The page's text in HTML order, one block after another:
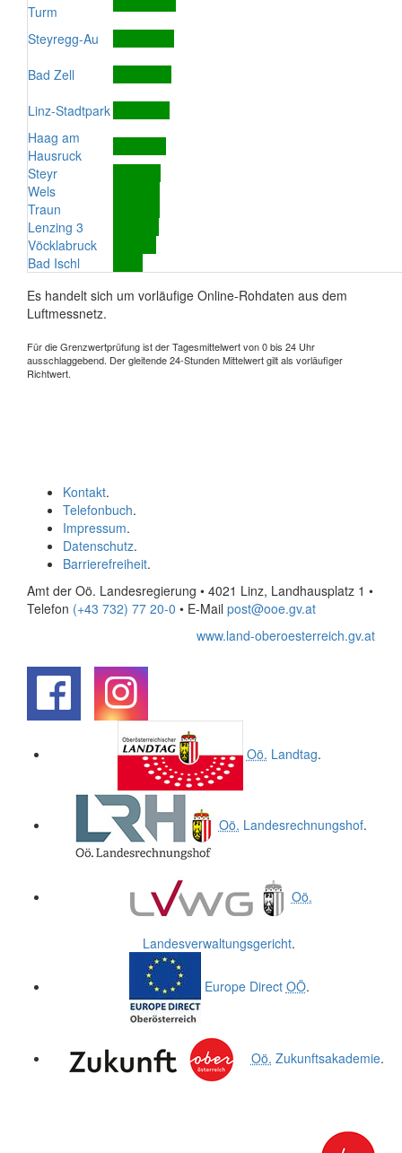
Turm
Steyregg-Au
Bad Zell
Linz-Stadtpark
Haag am
Hausruck
Steyr
Wels
Traun
Lenzing 3
Vöcklabruck
Bad Ischl
Es handelt sich um vorläufige Online-Rohdaten aus dem
Luftmessnetz.
Für die Grenzwertprüfung ist der Tagesmittelwert von 0 bis 24 Uhr
ausschlaggebend. Der gleitende 24-Stunden Mittelwert gilt als vorläufiger
Richtwert.
Kontakt.
Telefonbuch.
Impressum.
Datenschutz.
Barrierefreiheit.
Amt der Oö. Landesregierung • 4021 Linz, Landhausplatz 1 •
Telefon (+43 732) 77 20-0 • E-Mail post@ooe.gv.at
www.land-oberoesterreich.gv.at
Oö. Landtag.
Oö. Landesrechnungshof.
Oö.
Landesverwaltungsgericht.
Europe Direct OÖ.
Oö. Zukunftsakademie.